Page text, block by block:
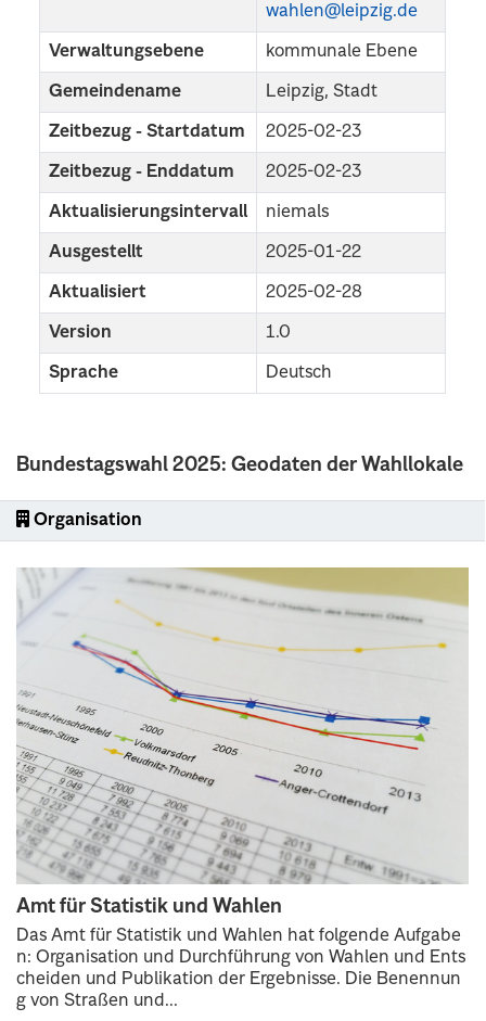
Bundestagswahl 2025: Geodaten der Wahllokale
Organisation
Amt für Statistik und Wahlen
Das Amt für Statistik und Wahlen hat folgende Aufgabe
n: Organisation und Durchführung von Wahlen und Ents
cheiden und Publikation der Ergebnisse. Die Benennun
g von Straßen und...
wahlen@leipzig.de
Verwaltungsebene kommunale Ebene
Gemeindename Leipzig, Stadt
Zeitbezug - Startdatum 2025-02-23
Zeitbezug - Enddatum 2025-02-23
Aktualisierungsintervall niemals
Ausgestellt 2025-01-22
Aktualisiert 2025-02-28
Version 1.0
Sprache Deutsch